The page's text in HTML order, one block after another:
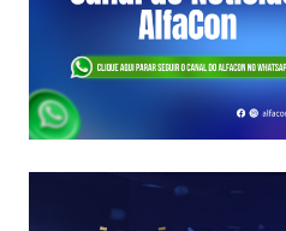
É
ASSINADO
E
EDITAL
SALÁRIOS